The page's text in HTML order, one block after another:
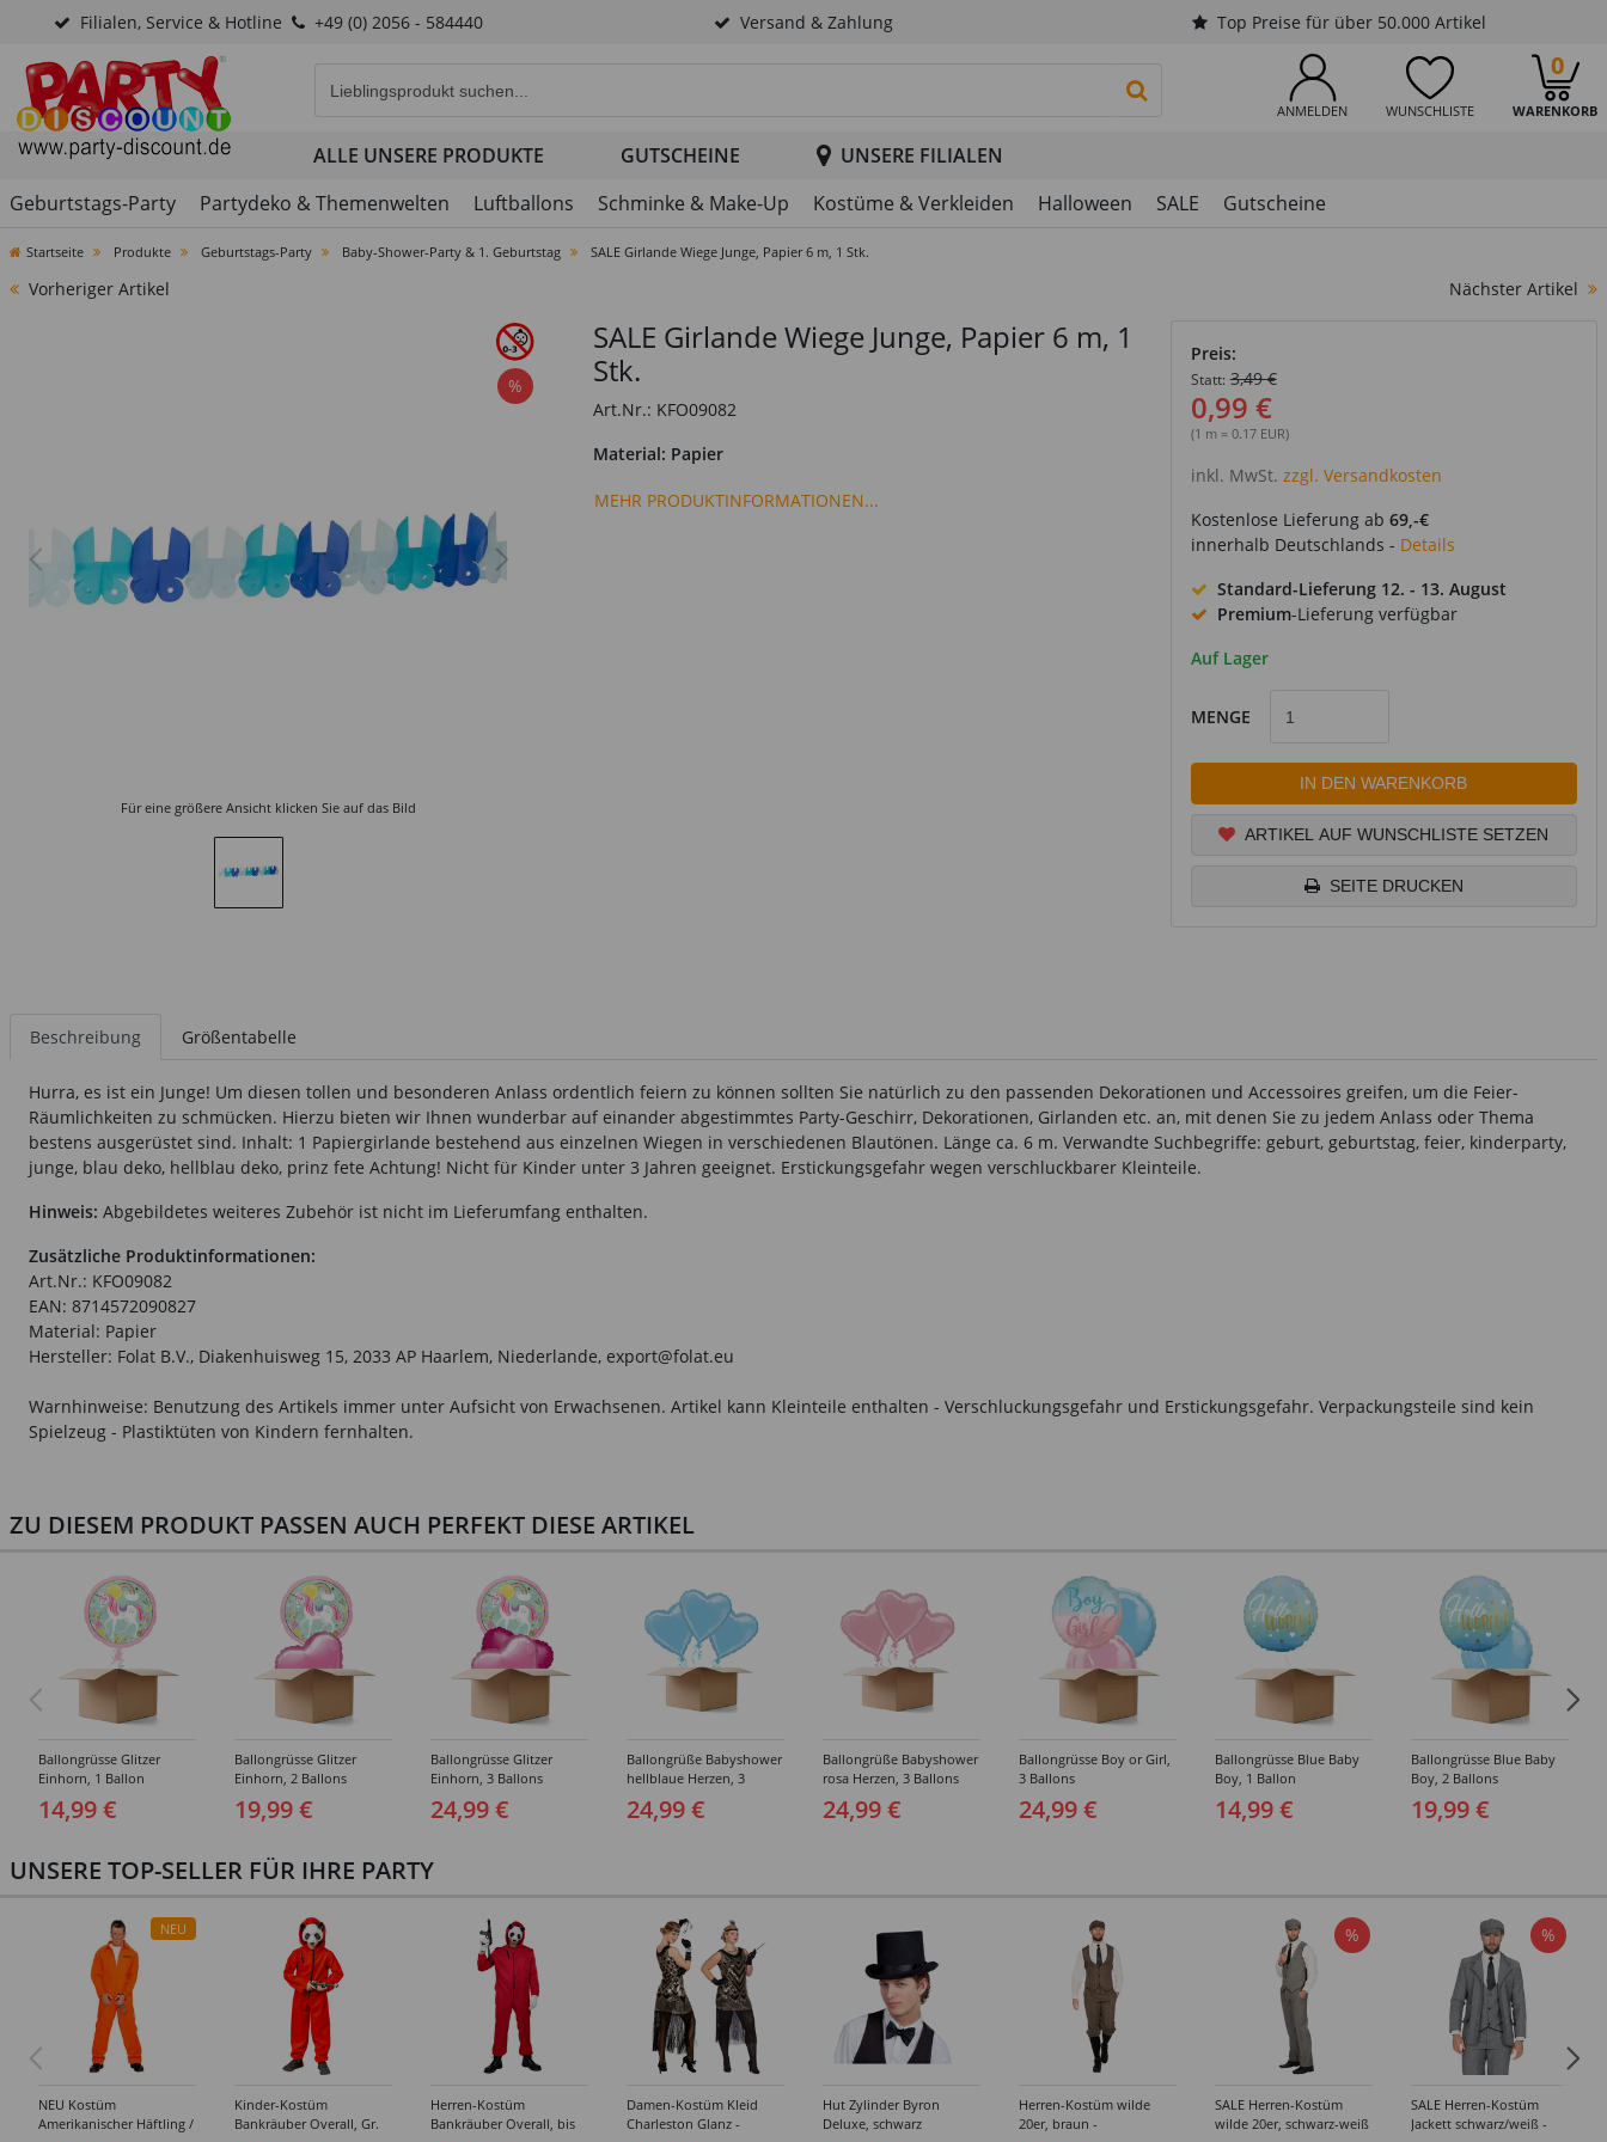
Filialen, Service & Hotline +49 (0) 2056 - 584440 Versand & Zahlung Top Preise für über 50.000 Artikel
ANMELDEN WUNSCHLISTE WARENKORB
0
PRODUKTSUCHE STARTEN
ALLE UNSERE PRODUKTE GUTSCHEINE
UNSERE FILIALEN
Geburtstags-Party
Partydeko & Themenwelten Luftballons Schminke & Make-Up Kostüme & Verkleiden Halloween SALE Gutscheine
Startseite Produkte Geburtstags-Party Baby-Shower-Party & 1. Geburtstag SALE Girlande Wiege Junge, Papier 6 m, 1 Stk.
Vorheriger Artikel Nächster Artikel
%
Für eine größere Ansicht klicken Sie auf das Bild
SALE Girlande Wiege Junge, Papier 6 m, 1
Stk.
Art.Nr.: KFO09082
Material: Papier
MEHR PRODUKTINFORMATIONEN...
Preis:
Statt: 3,49 €
0,99 €
(1 m = 0.17 EUR)
inkl. MwSt. zzgl. Versandkosten
Kostenlose Lieferung ab 69,-€
innerhalb Deutschlands - Details
Standard-Lieferung 12. - 13. August
Premium-Lieferung verfügbar
Auf Lager
MENGE
IN DEN WARENKORB
ARTIKEL AUF WUNSCHLISTE SETZEN
SEITE DRUCKEN
Beschreibung Größentabelle
Hurra, es ist ein Junge! Um diesen tollen und besonderen Anlass ordentlich feiern zu können sollten Sie natürlich zu den passenden Dekorationen und Accessoires greifen, um die Feier-
Räumlichkeiten zu schmücken. Hierzu bieten wir Ihnen wunderbar auf einander abgestimmtes Party-Geschirr, Dekorationen, Girlanden etc. an, mit denen Sie zu jedem Anlass oder Thema
bestens ausgerüstet sind. Inhalt: 1 Papiergirlande bestehend aus einzelnen Wiegen in verschiedenen Blautönen. Länge ca. 6 m. Verwandte Suchbegriffe: geburt, geburtstag, feier, kinderparty,
junge, blau deko, hellblau deko, prinz fete Achtung! Nicht für Kinder unter 3 Jahren geeignet. Erstickungsgefahr wegen verschluckbarer Kleinteile.
Hinweis: Abgebildetes weiteres Zubehör ist nicht im Lieferumfang enthalten.
Zusätzliche Produktinformationen:
Art.Nr.: KFO09082
EAN: 8714572090827
Material: Papier
Hersteller: Folat B.V., Diakenhuisweg 15, 2033 AP Haarlem, Niederlande, export@folat.eu
Warnhinweise: Benutzung des Artikels immer unter Aufsicht von Erwachsenen. Artikel kann Kleinteile enthalten - Verschluckungsgefahr und Erstickungsgefahr. Verpackungsteile sind kein
Spielzeug - Plastiktüten von Kindern fernhalten.
ZU DIESEM PRODUKT PASSEN AUCH PERFEKT DIESE ARTIKEL
Ballongrüsse Glitzer
Einhorn, 1 Ballon
14,99 €
Ballongrüsse Glitzer
Einhorn, 2 Ballons
19,99 €
Ballongrüsse Glitzer
Einhorn, 3 Ballons
24,99 €
Ballongrüße Babyshower
hellblaue Herzen, 3
Ballons
24,99 €
Ballongrüße Babyshower
rosa Herzen, 3 Ballons
24,99 €
Ballongrüsse Boy or Girl,
3 Ballons
24,99 €
Ballongrüsse Blue Baby
Boy, 1 Ballon
14,99 €
Ballongrüsse Blue Baby
Boy, 2 Ballons
19,99 €
UNSERE TOP-SELLER FÜR IHRE PARTY
NEU
NEU Kostüm
Amerikanischer Häftling /
Kinder-Kostüm
Bankräuber Overall, Gr.
Herren-Kostüm
Bankräuber Overall, bis
Damen-Kostüm Kleid
Charleston Glanz -
Hut Zylinder Byron
Deluxe, schwarz
Herren-Kostüm wilde
20er, braun -
%
SALE Herren-Kostüm
wilde 20er, schwarz-weiß
%
SALE Herren-Kostüm
Jackett schwarz/weiß -